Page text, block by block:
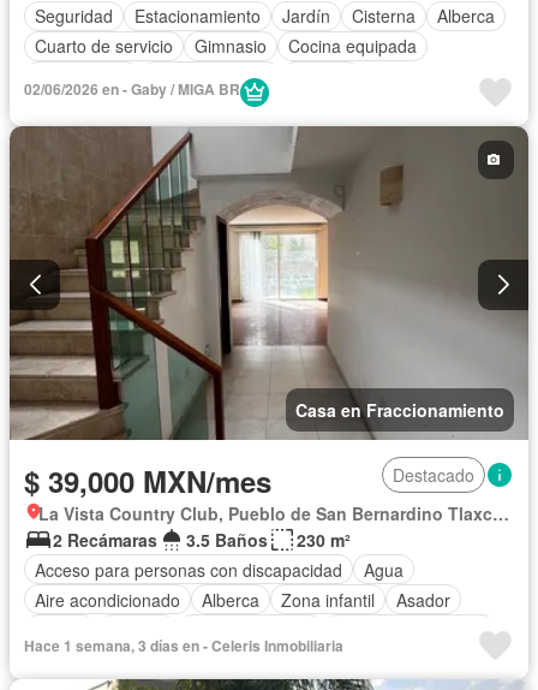
Seguridad
Estacionamiento Jardín Cisterna
Alberca
Cuarto de servicio
Gimnasio
Cocina equipada
Sala polivalente
Aire acondicionado
Electricidad
Cuarto de Limpieza
Gas natural
Recámara con closet
Caseta de vigilancia
Completamente amueblado
02/06/2026 en - Gaby / MIGA BR
Casa en Fraccionamiento
$ 39,000 MXN/mes
Destacado
La Vista Country Club, Pueblo de San Bernardino Tlaxcalancingo
2 Recámaras
3.5 Baños
230 m²
Acceso para personas con discapacidad
Agua
Aire acondicionado
Alberca Zona infantil
Asador
Caseta de vigilancia
Circuito cerrado de televisión
Cisterna
Cocina equipada
Hace 1 semana, 3 días en - Celeris Inmobiliaria